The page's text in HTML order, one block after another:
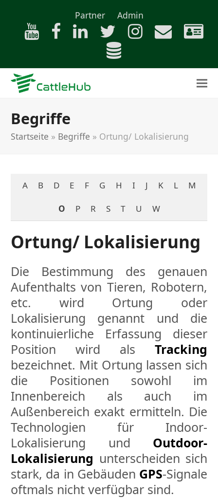
Partner Admin
Begriffe
Startseite » Begriffe » Ortung/ Lokalisierung
A B D E F G H I J K L M
O P R S T U W
Ortung/ Lokalisierung
Die Bestimmung des genauen
Aufenthalts von Tieren, Robotern,
etc. wird Ortung oder
Lokalisierung genannt und die
kontinuierliche Erfassung dieser
Position wird als Tracking
bezeichnet. Mit Ortung lassen sich
die Positionen sowohl im
Innenbereich als auch im
Außenbereich exakt ermitteln. Die
Technologien für Indoor-
Lokalisierung und Outdoor-
Lokalisierung unterscheiden sich
stark, da in Gebäuden GPS-Signale
oftmals nicht verfügbar sind.